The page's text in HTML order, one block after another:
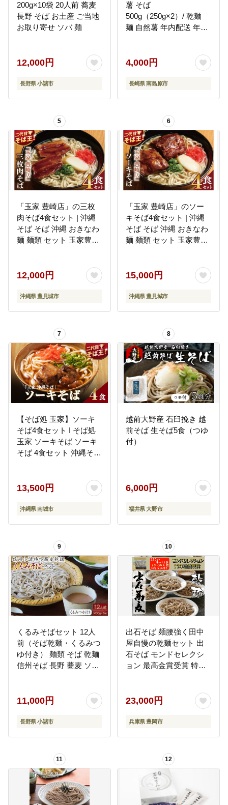
200g×10袋 20人前 蕎麦
長野 そば お土産 ご当地
お取り寄せ ソバ 麺
12,000円
長野県 小諸市
薯 そば
500g（250g×2）/ 乾麺
麺 自然薯 年内配送 年内
川上製麺 [SCM021]
4,000円
長崎県 南島原市
5
「玉家 豊崎店」の三枚
肉そば4食セット | 沖縄
そば そば 沖縄 おきなわ
麺 麺類 セット 玉家豊崎
12,000円
沖縄県 豊見城市
6
「玉家 豊崎店」のソー
キそば4食セット | 沖縄
そば そば 沖縄 おきなわ
麺 麺類 セット 玉家豊崎
15,000円
沖縄県 豊見城市
7
【そば処 玉家】ソーキ
そば4食セット I そば処
玉家 ソーキそば ソーキ
そば 4食セット 沖縄そば
ト 沖縄県 南城市 ふるさ
と納税 そば処 玉家 南風
原店
13,500円
沖縄県 南城市
8
越前大野産 石臼挽き 越
前そば 生そば5食（つゆ
付）
6,000円
福井県 大野市
9
くるみそばセット 12人
前（そば乾麺・くるみつ
ゆ付き） 麺類 そば 乾麺
信州そば 長野 蕎麦 ソバ
詰め合わせ
11,000円
長野県 小諸市
10
出石そば 麺腰強く田中
屋自慢の乾麺セット 出
石そば モンドセレクシ
ョン 最高金賞受賞 特産
田中屋食品 老舗 創業45
年 受賞歴多数 国内製造
蕎麦 ソバ 麺類 お中元 伝
23,000円
兵庫県 豊岡市
11 12